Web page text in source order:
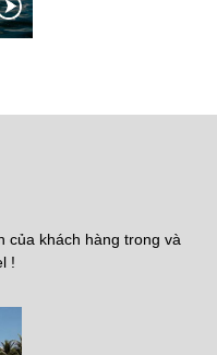
của khách hàng trong và
!